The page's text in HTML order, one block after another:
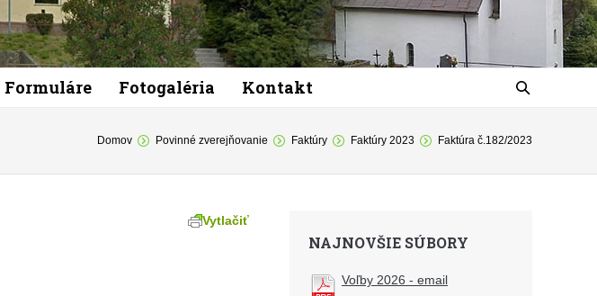
Formuláre Fotogaléria Kontakt
Domov Povinné zverejňovanie Faktúry Faktúry 2023 Faktúra č.182/2023
Vytlačiť
NAJNOVŠIE SÚBORY
Voľby 2026 - email